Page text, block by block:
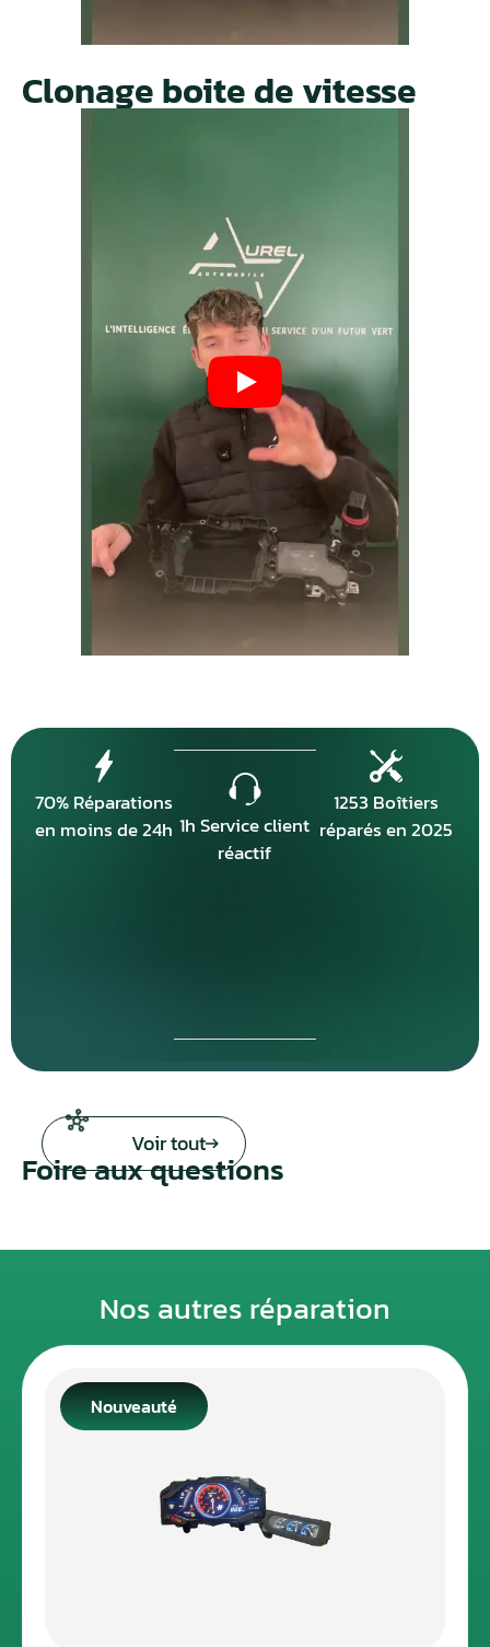
Clonage boite de vitesse
70% Réparations
en moins de 24h 1h Service client
réactif
1253 Boîtiers
réparés en 2025
Voir tout
Foire aux questions
Nos autres réparation
Nouveauté